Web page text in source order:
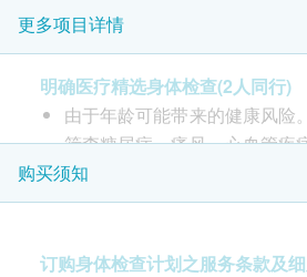
心脏检查 重点项目
静态心电图
血脂 重点项目
总胆固醇
高密度胆固醇
低密度胆固醇
甘油三酯
肺部X光
检测不正常的阴影，如肺结核、肺炎
HK$280.0 HK$330
运动心电图
评估心脏在运动时的反应及检测在静
问题
更多项目详情
明确医疗精选身体检查(2人同行)
由于年龄可能带来的健康风险
筛查糖尿病、痛风、心血管疾
肝功能、甲状腺功能、贫血
癌、结肠癌）的风险因素，
由医生进行健康咨询、体格检
购买须知
订购身体检查计划之服务条款及细